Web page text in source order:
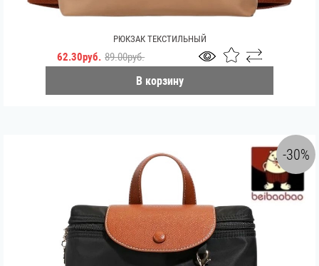
РЮКЗАК ТЕКСТИЛЬНЫЙ
62.30руб. 89.00руб.
В корзину
-30%